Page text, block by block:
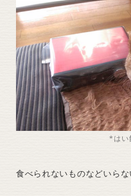
*はい
食べられないものなどいらな